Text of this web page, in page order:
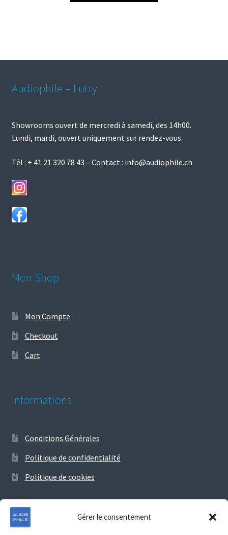
Gérer le consentement
options
la
page
produit
Audiophile – Lutry
Showrooms ouvert de mercredi à samedi, des 14h00.
Lundi, mardi, ouvert uniquement sur rendez-vous.
Tél : + 41 21 320 78 43 – Contact : info@audiophile.ch
Mon Shop
Mon Compte
Checkout
Cart
Informations
Conditions Générales
Politique de confidentialité
Politique de cookies